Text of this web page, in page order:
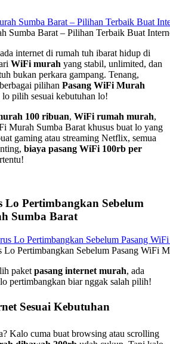
Sumba Barat – Pilihan Terbaik Buat
internet di rumah tuh ibarat hidup di
WiFi murah yang stabil, unlimited, dan
bukan perkara gampang. Tenang,
pilihan Pasang WiFi Murah
pilih sesuai kebutuhan lo!
100 ribuan, WiFi rumah murah,
Murah Sumba Barat khusus buat lo yang
gaming atau streaming Netflix, semua
biaya pasang WiFi 100rb per
Pertimbangkan Sebelum
Sumba Barat
Lo Pertimbangkan Sebelum Pasang WiFi
paket pasang internet murah, ada
pertimbangkan biar nggak salah pilih!
Sesuai Kebutuhan
Kalo cuma buat browsing atau scrolling